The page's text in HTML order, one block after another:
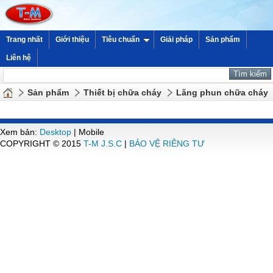
Trang nhất Giới thiệu Tiêu chuẩn Giải pháp Sản phẩm
Liên hệ
Sản phẩm Thiết bị chữa cháy Lăng phun chữa cháy
Xem bản: Desktop | Mobile
COPYRIGHT © 2015 T-M J.S.C | BẢO VỆ RIÊNG TƯ